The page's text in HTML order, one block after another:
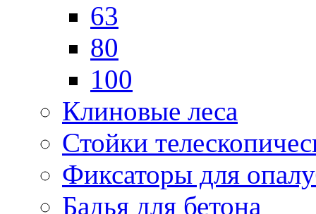
63
80
100
Клиновые леса
Стойки
Фиксаторы для
Бадья для бетона